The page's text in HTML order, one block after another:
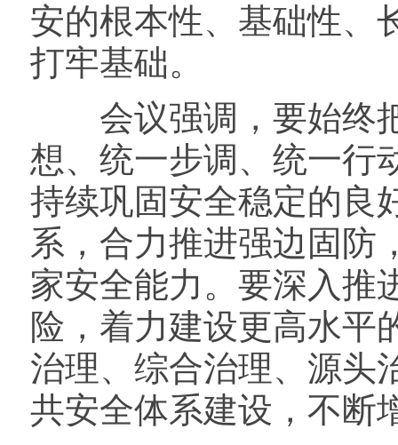
安的根本性、基础性、
打牢基础。
会议强调，要始终把
想、统一步调、统一行
持续巩固安全稳定的良
系，合力推进强边固防
家安全能力。要深入推
险，着力建设更高水平
治理、综合治理、源头
共安全体系建设，不断